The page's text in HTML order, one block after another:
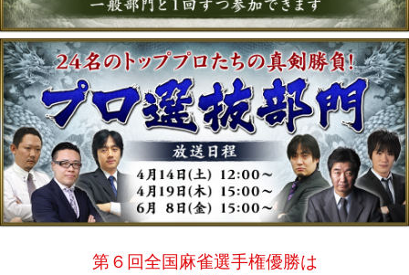
第６回全国麻雀選手権優勝は